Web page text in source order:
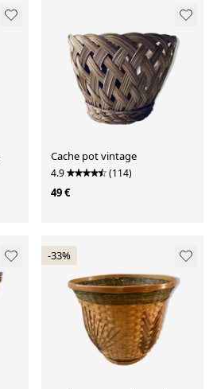
Cache pot vintage
4.9 (114)
49 €
-33%